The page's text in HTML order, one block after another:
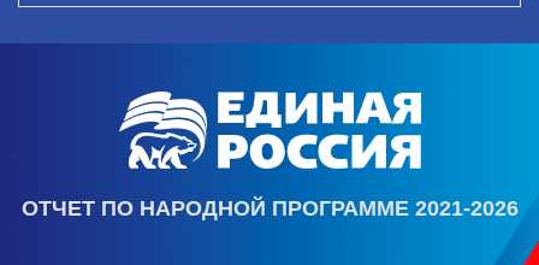
ОТЧЕТ ПО НАРОДНОЙ ПРОГРАММЕ 2021-2026